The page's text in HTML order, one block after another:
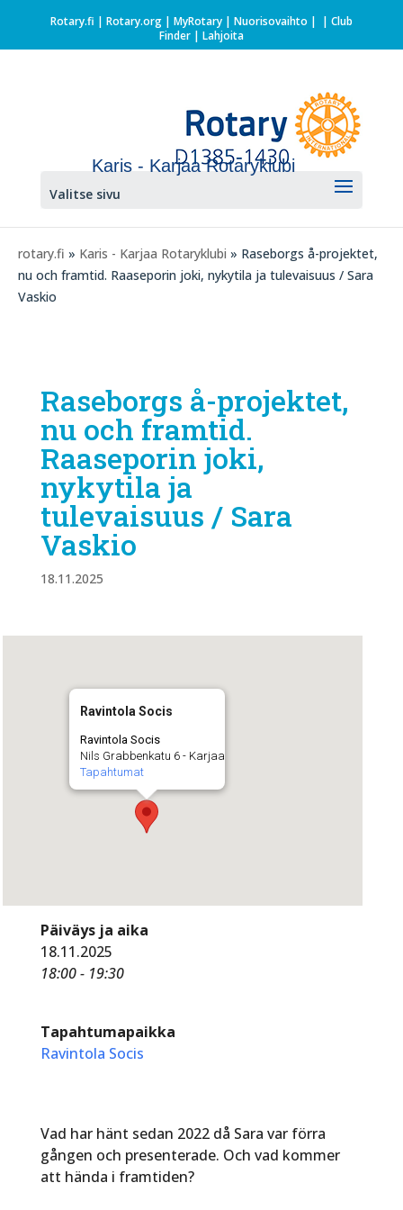
Rotary.fi | Rotary.org| MyRotary | Nuorisovaihto | | Club
Finder| Lahjoita
Karis - Karjaa Rotaryklubi
Valitse sivu
rotary.fi » Karis - Karjaa Rotaryklubi » Raseborgs å-projektet,
nu och framtid. Raaseporin joki, nykytila ja tulevaisuus / Sara
Vaskio
Raseborgs å-projektet,
nu och framtid.
Raaseporin joki,
nykytila ja
tulevaisuus / Sara
Vaskio
18.11.2025
Ravintola Socis
Ravintola Socis
Nils Grabbenkatu 6 - Karjaa
Tapahtumat
Päiväys ja aika
18.11.2025
18:00 - 19:30
Tapahtumapaikka
Ravintola Socis
Vad har hänt sedan 2022 då Sara var förra
gången och presenterade. Och vad kommer
att hända i framtiden?